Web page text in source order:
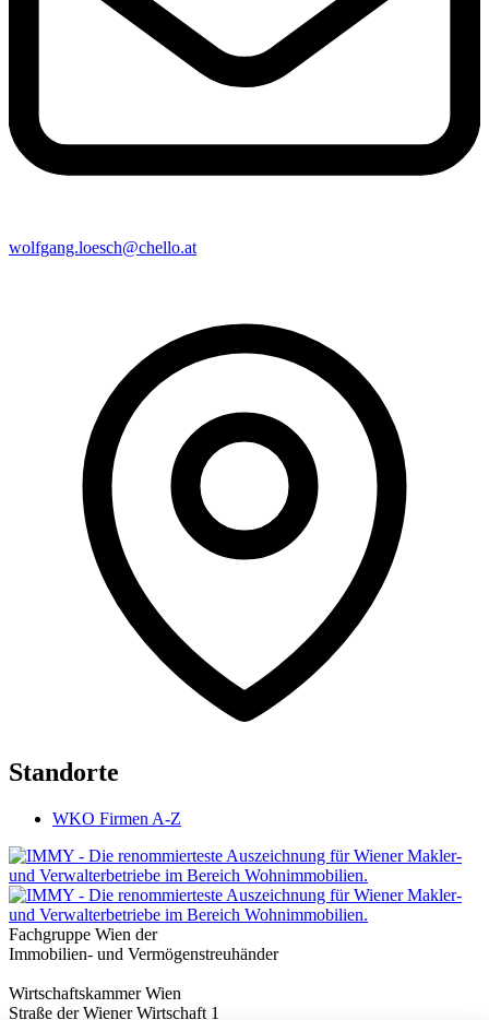
wolfgang.loesch@chello.at
Standorte
WKO Firmen A-Z
Fachgruppe Wien der
Immobilien- und Vermögenstreuhänder
Wirtschaftskammer Wien
Straße der Wiener Wirtschaft 1